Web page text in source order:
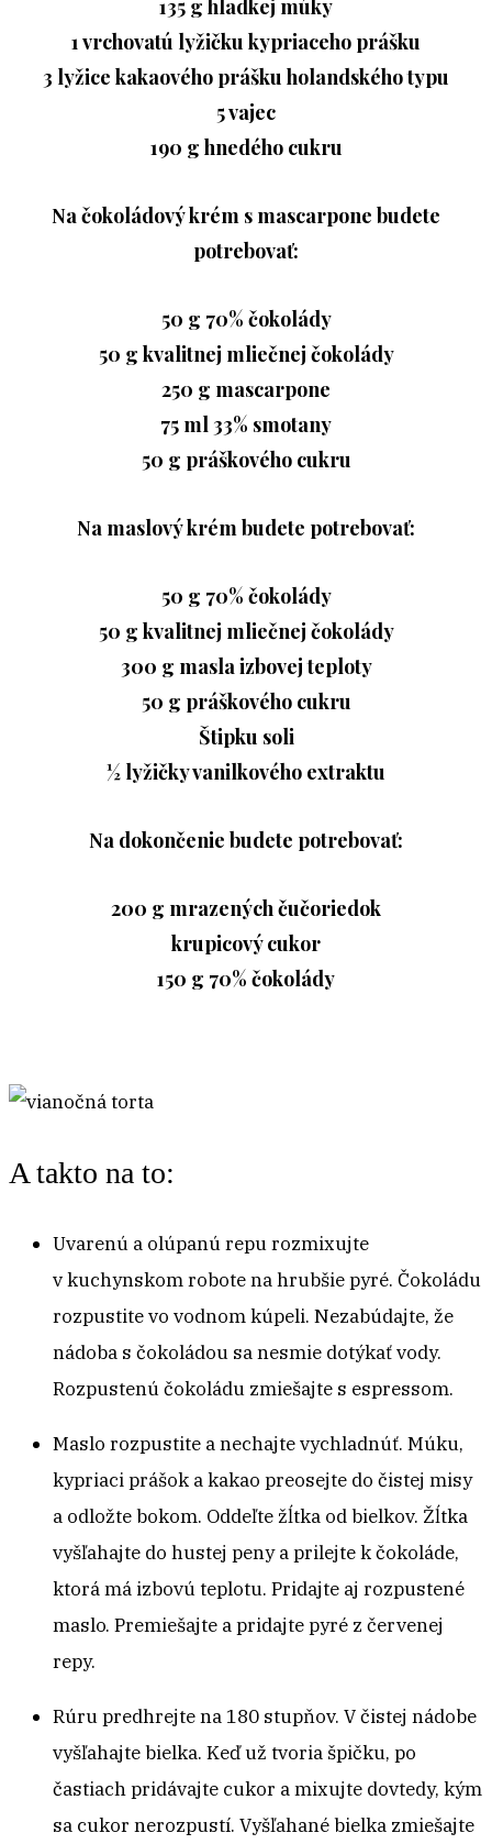
135 g hladkej múky
1 vrchovatú lyžičku kypriaceho prášku
3 lyžice kakaového prášku holandského typu
5 vajec
190 g hnedého cukru
Na čokoládový krém s mascarpone budete
potrebovať:
50 g 70% čokolády
50 g kvalitnej mliečnej čokolády
250 g mascarpone
75 ml 33% smotany
50 g práškového cukru
Na maslový krém budete potrebovať:
50 g 70% čokolády
50 g kvalitnej mliečnej čokolády
300 g masla izbovej teploty
50 g práškového cukru
Štipku soli
½ lyžičky vanilkového extraktu
Na dokončenie budete potrebovať:
200 g mrazených čučoriedok
krupicový cukor
150 g 70% čokolády
A takto na to:
Uvarenú a olúpanú repu rozmixujte
v kuchynskom robote na hrubšie pyré. Čokoládu
rozpustite vo vodnom kúpeli. Nezabúdajte, že
nádoba s čokoládou sa nesmie dotýkať vody.
Rozpustenú čokoládu zmiešajte s espressom.
Maslo rozpustite a nechajte vychladnúť. Múku,
kypriaci prášok a kakao preosejte do čistej misy
a odložte bokom. Oddeľte žĺtka od bielkov. Žĺtka
vyšľahajte do hustej peny a prilejte k čokoláde,
ktorá má izbovú teplotu. Pridajte aj rozpustené
maslo. Premiešajte a pridajte pyré z červenej
repy.
Rúru predhrejte na 180 stupňov. V čistej nádobe
vyšľahajte bielka. Keď už tvoria špičku, po
častiach pridávajte cukor a mixujte dovtedy, kým
sa cukor nerozpustí. Vyšľahané bielka zmiešajte